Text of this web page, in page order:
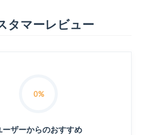
タマーレビュー
0%
ーザーからのおすすめ